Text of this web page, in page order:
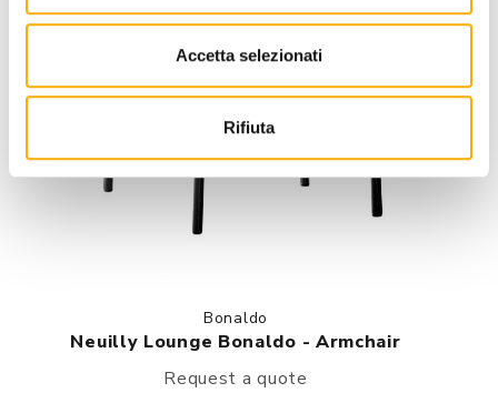
Accetta selezionati
Rifiuta
Bonaldo
Neuilly Lounge Bonaldo - Armchair
Request a quote